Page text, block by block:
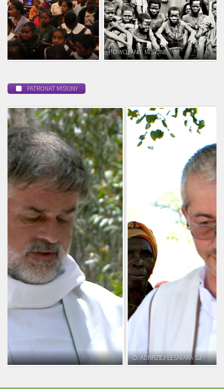
POWOŁANIE MISYJNE
PATRONAT MISYJNY
O. ADNRZEJ LEŚNIARA SJ